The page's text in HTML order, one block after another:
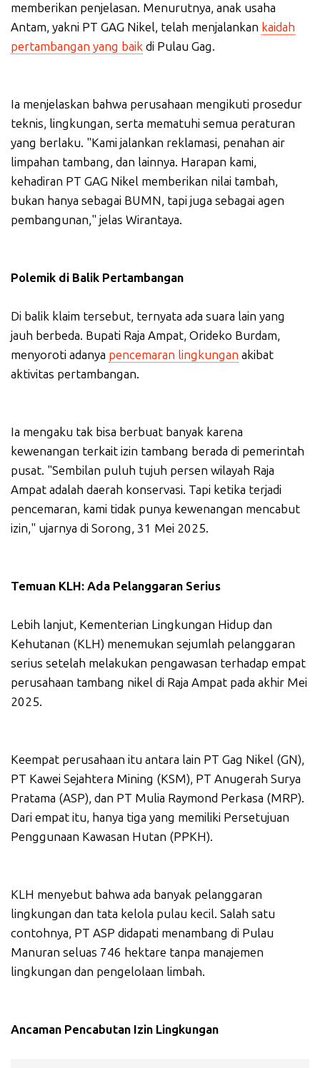
memberikan penjelasan. Menurutnya, anak usaha
Antam, yakni PT GAG Nikel, telah menjalankan kaidah
pertambangan yang baik di Pulau Gag.
Ia menjelaskan bahwa perusahaan mengikuti prosedur
teknis, lingkungan, serta mematuhi semua peraturan
yang berlaku. "Kami jalankan reklamasi, penahan air
limpahan tambang, dan lainnya. Harapan kami,
kehadiran PT GAG Nikel memberikan nilai tambah,
bukan hanya sebagai BUMN, tapi juga sebagai agen
pembangunan," jelas Wirantaya.
Polemik di Balik Pertambangan
Di balik klaim tersebut, ternyata ada suara lain yang
jauh berbeda. Bupati Raja Ampat, Orideko Burdam,
menyoroti adanya pencemaran lingkungan akibat
aktivitas pertambangan.
Ia mengaku tak bisa berbuat banyak karena
kewenangan terkait izin tambang berada di pemerintah
pusat. "Sembilan puluh tujuh persen wilayah Raja
Ampat adalah daerah konservasi. Tapi ketika terjadi
pencemaran, kami tidak punya kewenangan mencabut
izin," ujarnya di Sorong, 31 Mei 2025.
Temuan KLH: Ada Pelanggaran Serius
Lebih lanjut, Kementerian Lingkungan Hidup dan
Kehutanan (KLH) menemukan sejumlah pelanggaran
serius setelah melakukan pengawasan terhadap empat
perusahaan tambang nikel di Raja Ampat pada akhir Mei
2025.
Keempat perusahaan itu antara lain PT Gag Nikel (GN),
PT Kawei Sejahtera Mining (KSM), PT Anugerah Surya
Pratama (ASP), dan PT Mulia Raymond Perkasa (MRP).
Dari empat itu, hanya tiga yang memiliki Persetujuan
Penggunaan Kawasan Hutan (PPKH).
KLH menyebut bahwa ada banyak pelanggaran
lingkungan dan tata kelola pulau kecil. Salah satu
contohnya, PT ASP didapati menambang di Pulau
Manuran seluas 746 hektare tanpa manajemen
lingkungan dan pengelolaan limbah.
Ancaman Pencabutan Izin Lingkungan